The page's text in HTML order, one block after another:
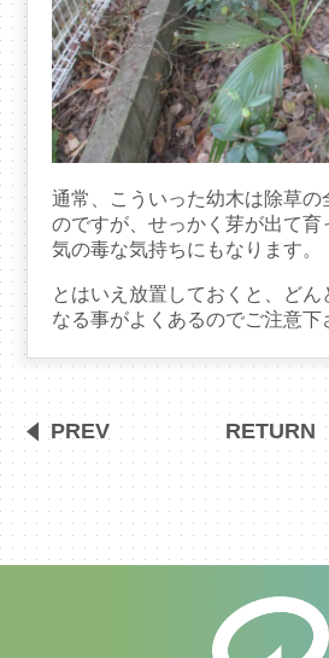
通常、こういった幼木は除草の
のですが、せっかく芽が出て育
気の毒な気持ちにもなります。
とはいえ放置しておくと、どん
なる事がよくあるのでご注意下
PREV RETURN